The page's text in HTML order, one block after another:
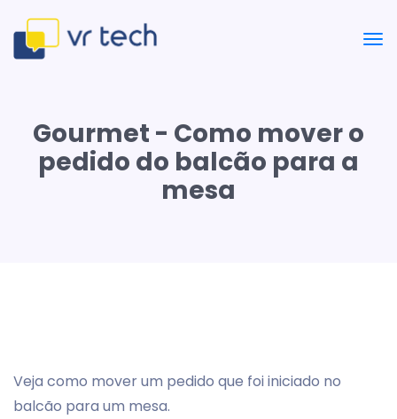
Gourmet - Como mover o
pedido do balcão para a
mesa
Veja como mover um pedido que foi iniciado no
balcão para um mesa.